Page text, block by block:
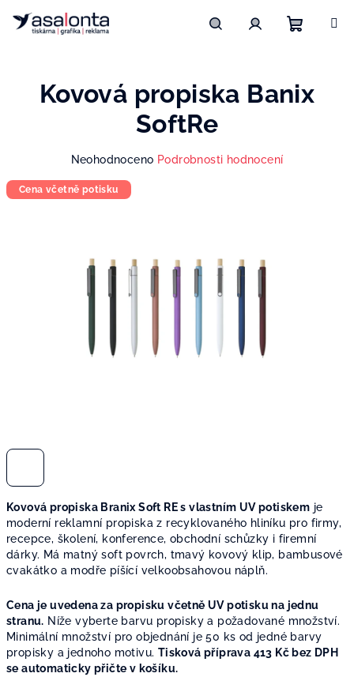
košík
Kovová propiska Branix Soft RE s vlastním UV potiskem je
moderní reklamní propiska z recyklovaného hliníku pro firmy,
recepce, školení, konference, obchodní schůzky i firemní
dárky. Má matný soft povrch, tmavý kovový klip, bambusové
cvakátko a modře píšící velkoobsahovou náplň.
Cena je uvedena za propisku včetně UV potisku na jednu
stranu. Níže vyberte barvu propisky a požadované množství.
Minimální množství pro objednání je 50 ks od jedné barvy
propisky a jednoho motivu. Tisková příprava 413 Kč bez DPH
se automaticky přičte v košíku.
Kovová propiska Banix
SoftRe
Průměrné
produktu
hvězdiček.
Neohodnoceno Podrobnosti hodnocení
Cena včetně potisku